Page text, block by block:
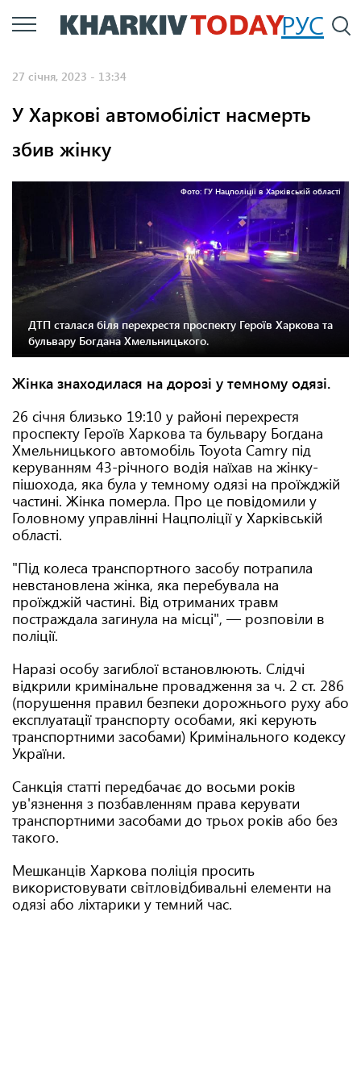
Перейти
до
РУС
27 січня, 2023 - 13:34
У Харкові автомобіліст насмерть
збив жінку
Фото: ГУ Нацполіції в Харківській області
ДТП сталася біля перехрестя проспекту Героїв Харкова та
бульвару Богдана Хмельницького.
Жінка знаходилася на дорозі у темному одязі.
26 січня близько 19:10 у районі перехрестя
проспекту Героїв Харкова та бульвару Богдана
Хмельницького автомобіль Toyota Camry під
керуванням 43-річного водія наїхав на жінку-
пішохода, яка була у темному одязі на проїжджій
частині. Жінка померла. Про це повідомили у
Головному управлінні Нацполіції у Харківській
області.
"Під колеса транспортного засобу потрапила
невстановлена жінка, яка перебувала на
проїжджій частині. Від отриманих травм
постраждала загинула на місці", — розповіли в
поліції.
Наразі особу загиблої встановлюють. Слідчі
відкрили кримінальне провадження за ч. 2 ст. 286
(порушення правил безпеки дорожнього руху або
експлуатації транспорту особами, які керують
транспортними засобами) Кримінального кодексу
України.
Санкція статті передбачає до восьми років
ув'язнення з позбавленням права керувати
транспортними засобами до трьох років або без
такого.
Мешканців Харкова поліція просить
використовувати світловідбивальні елементи на
одязі або ліхтарики у темний час.